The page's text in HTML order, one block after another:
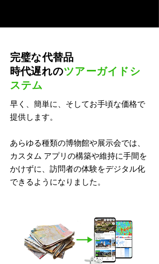
完璧な代替品
時代遅れのツアーガイドシ
ステム
早く、簡単に、そしてお手頃な価格で
提供します。
あらゆる種類の博物館や展示会では、
カスタム アプリの構築や維持に手間を
かけずに、訪問者の体験をデジタル化
できるようになりました。